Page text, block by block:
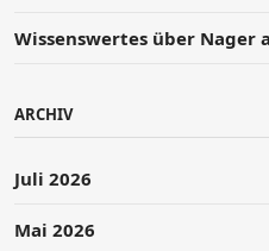
Wissenswertes über Nager
ARCHIV
Juli 2026
Mai 2026